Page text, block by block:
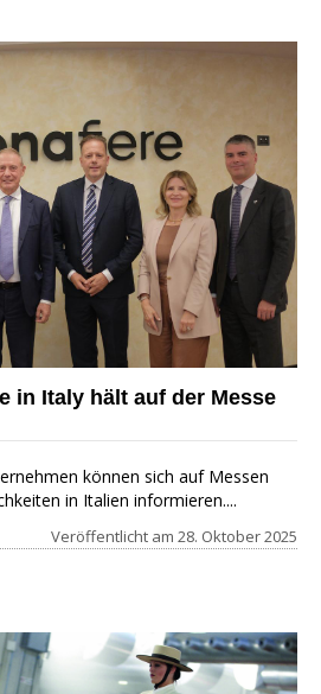
in Italy hält auf der Messe
können sich auf Messen
in Italien informieren....
Veröffentlicht am 28. Oktober 2025